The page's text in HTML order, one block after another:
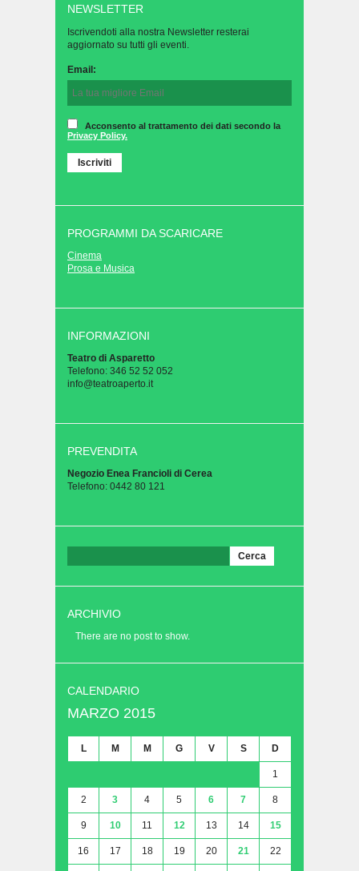
NEWSLETTER
Iscrivendoti alla nostra Newsletter resterai
aggiornato su tutti gli eventi.
Email:
Acconsento al trattamento dei dati secondo la
Privacy Policy.
PROGRAMMI DA SCARICARE
Cinema
Prosa e Musica
INFORMAZIONI
Teatro di Asparetto
Telefono: 346 52 52 052
info@teatroaperto.it
PREVENDITA
Negozio Enea Francioli di Cerea
Telefono: 0442 80 121
per:
ARCHIVIO
There are no post to show.
CALENDARIO
MARZO 2015
L M M G V S D
1
2 3 4 5 6 7 8
9 10 11 12 13 14 15
16 17 18 19 20 21 22